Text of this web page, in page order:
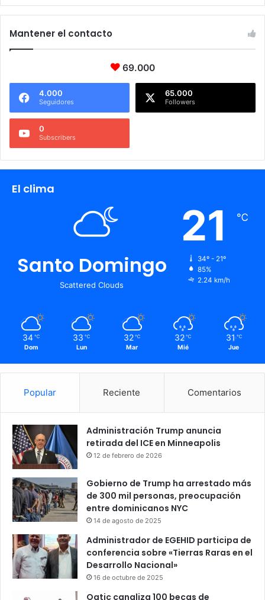
Mantener el contacto
69.000
4.000
Seguidores
65.000
Followers
0
Subscribers
El clima
Santo Domingo
Scattered Clouds
21 ℃
34º - 21º
85%
2.24 km/h
34 ℃
Dom
33 ℃
Lun
32 ℃
Mar
32 ℃
Mié
31 ℃
Jue
Popular Reciente Comentarios
Administración Trump anuncia
retirada del ICE en Minneapolis
12 de febrero de 2026
Gobierno de Trump ha arrestado más
de 300 mil personas, preocupación
entre dominicanos NYC
14 de agosto de 2025
Administrador de EGEHID participa de
conferencia sobre «Tierras Raras en el
Desarrollo Nacional»
16 de octubre de 2025
Ogtic canaliza 100 becas de